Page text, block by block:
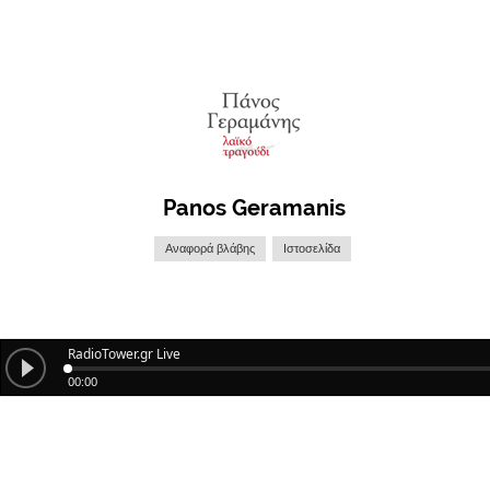
Panos Geramanis
Αναφορά βλάβης Ιστοσελίδα
RadioTower.gr Live
00:00